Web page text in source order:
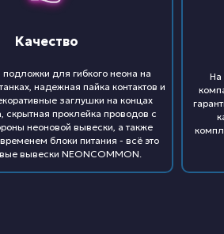
На
для гибкого неона на
надежная пайка контактов и
заглушки на концах
скрытная проклейка проводов с
неоновой вывески, а также
блоки питания - всё это
вывески NEONCOMMON.
Качество